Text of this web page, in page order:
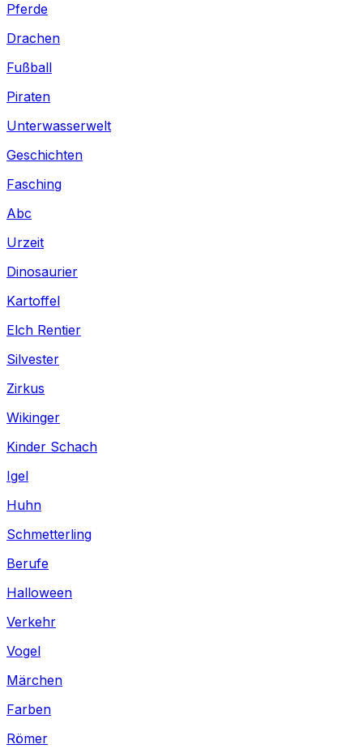
Pferde
Drachen
Fußball
Piraten
Unterwasserwelt
Geschichten
Fasching
Abc
Urzeit
Dinosaurier
Kartoffel
Elch Rentier
Silvester
Zirkus
Wikinger
Kinder Schach
Igel
Huhn
Schmetterling
Berufe
Halloween
Verkehr
Vogel
Märchen
Farben
Römer